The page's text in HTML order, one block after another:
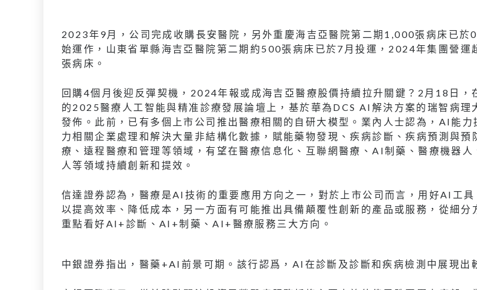
2023年9月，公司完成收購長安醫院，另外重慶海吉亞醫院第二期1,000張病床已於
始運作，山東省單縣海吉亞醫院第二期約500張病床已於7月投運，2024年集團營運
張病床。
回購4個月後迎反彈契機，2024年報或成海吉亞醫療股價持續拉升關鍵？2月18日，
的2025醫療人工智能與精准診療發展論壇上，基於華為DCS AI解決方案的瑞智病理
發佈。此前，已有多個上市公司推出醫療相關的自研大模型。業內人士認為，AI能力
力相關企業處理和解決大量非結構化數據，賦能藥物發現、疾病診斷、疾病預測與預
療、遠程醫療和管理等領域，有望在醫療信息化、互聯網醫療、AI制藥、醫療機器人
人等領域持續創新和提效。
信達證券認為，醫療是AI技術的重要應用方向之一，對於上市公司而言，用好AI工具
以提高效率、降低成本，另一方面有可能推出具備顛覆性創新的產品或服務，從細分
重點看好AI+診斷、AI+制藥、AI+醫療服務三大方向。
中銀證券指出，醫藥+AI前景可期。該行認爲，AI在診斷及診斷和疾病檢測中展現出